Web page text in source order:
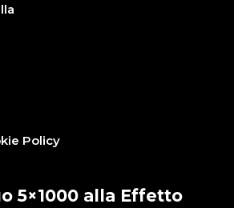
Policy
5×1000 alla Effetto